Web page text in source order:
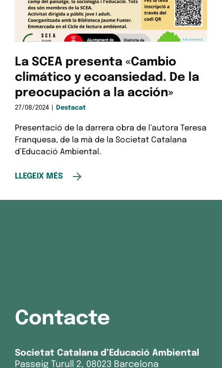
La SCEA presenta «Cambio
climático y ecoansiedad. De la
preocupación a la acción»
27/08/2024 Destacat
Presentació de la darrera obra de l’autora Teresa
Franquesa, de la mà de la Societat Catalana
d’Educació Ambiental.
LLEGEIX MÉS
Contacte
Societat Catalana d’Educació Ambiental
Passeig Turull 2, 08023 Barcelona